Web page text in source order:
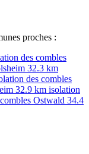
proches :
des combles
32.3 km
des combles
32.9 km isolation
Ostwald 34.4